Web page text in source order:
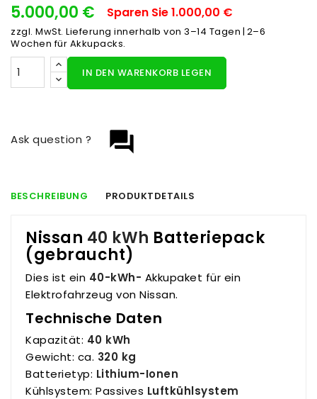
5.000,00 € Sparen Sie 1.000,00 €
zzgl. MwSt. Lieferung innerhalb von 3–14 Tagen | 2–6
Wochen für Akkupacks.
IN DEN WARENKORB LEGEN
question_answer
Ask question ?
BESCHREIBUNG PRODUKTDETAILS
Nissan 40 kWh Batteriepack
(gebraucht)
Dies ist ein 40-kWh- Akkupaket für ein
Elektrofahrzeug von Nissan.
Technische Daten
Kapazität: 40 kWh
Gewicht: ca. 320 kg
Batterietyp: Lithium-Ionen
Kühlsystem: Passives Luftkühlsystem